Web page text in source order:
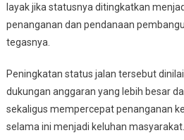
layak jika statusnya ditingkatkan
penanganan dan pendanaan
tegasnya.
Peningkatan status jalan tersebut
dukungan anggaran yang lebih besar
sekaligus mempercepat penanganan
selama ini menjadi keluhan masyarakat.